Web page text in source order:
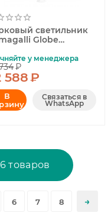
светильник
Globe
у менеджера
₽
588₽
В
Связаться в
WhatsApp
товаров
6 7 8